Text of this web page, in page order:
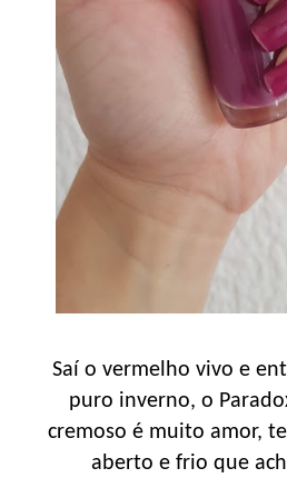
Saí o vermelho vivo e
puro inverno, o
cremoso é muito amor,
aberto e frio que